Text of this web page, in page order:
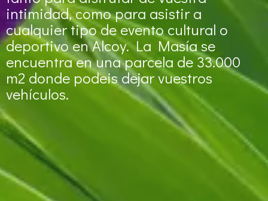
intimidad, como para asistir a
cualquier tipo de evento cultural o
deportivo en Alcoy. La Masía se
encuentra en una parcela de 33.000
m2 donde podeis dejar vuestros
vehículos.